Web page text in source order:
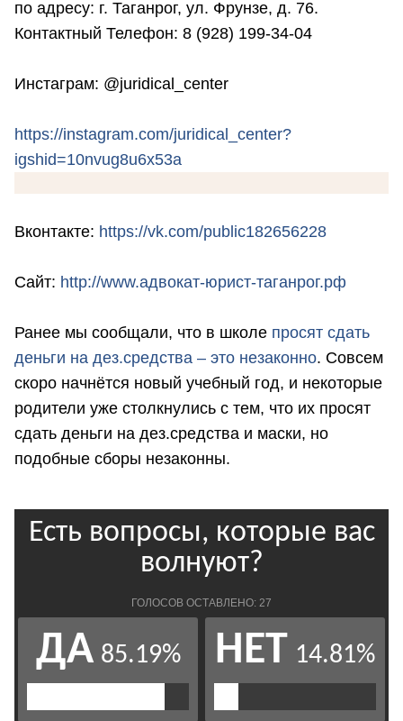
по адресу: г. Таганрог, ул. Фрунзе, д. 76.
Контактный Телефон: 8 (928) 199-34-04
Инстаграм: @juridical_center
https://instagram.com/juridical_center?
igshid=10nvug8u6x53a
Вконтакте: https://vk.com/public182656228
Сайт: http://www.адвокат-юрист-таганрог.рф
Ранее мы сообщали, что в школе просят сдать
деньги на дез.средства – это незаконно. Совсем
скоро начнётся новый учебный год, и некоторые
родители уже столкнулись с тем, что их просят
сдать деньги на дез.средства и маски, но
подобные сборы незаконны.